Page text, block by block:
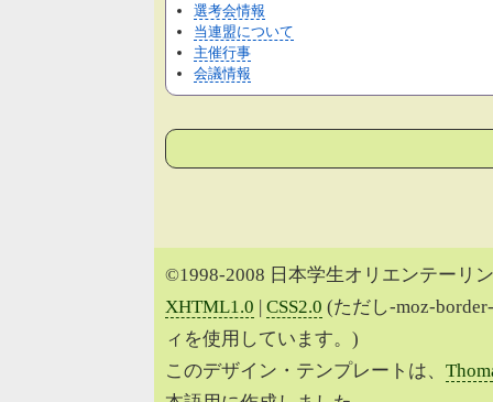
選考会情報
当連盟について
主催行事
会議情報
©1998-2008 日本学生オリエンテーリ
XHTML1.0 | CSS2.0 (ただし-moz-
ィを使用しています。)
このデザイン・テンプレートは、